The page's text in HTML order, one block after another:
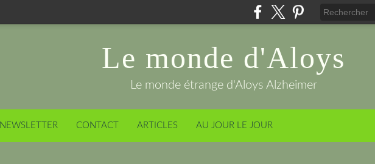
Le monde d'Aloys
Le monde étrange d'Aloys Alzheimer
NEWSLETTER CONTACT ARTICLES AU JOUR LE JOUR